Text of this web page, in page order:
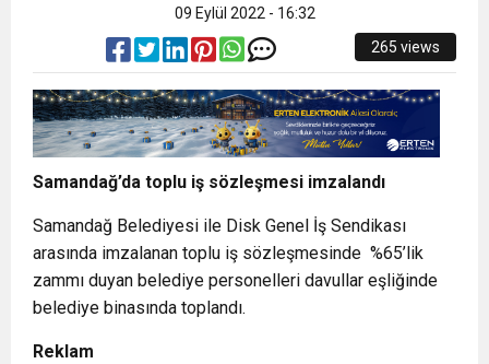
09 Eylül 2022 - 16:32
265 views
Samandağ’da toplu iş sözleşmesi imzalandı
Samandağ Belediyesi ile Disk Genel İş Sendikası
arasında imzalanan toplu iş sözleşmesinde %65’lik
zammı duyan belediye personelleri davullar eşliğinde
belediye binasında toplandı.
Reklam